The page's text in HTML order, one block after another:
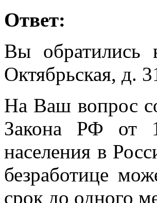
Ответ:
Вы
Октябрьская, д.
На Ваш вопрос
Закона РФ от
населения в
безработице
срок до одного